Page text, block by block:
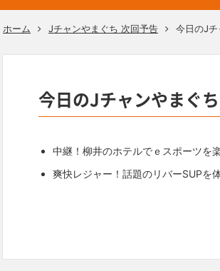
ホーム Jチャンやまぐち 次回予告 今日のJチ
今日のJチャンやまぐち
中継！柳井のホテルでｅスポーツを
爽快レジャー！話題のリバーSUPを